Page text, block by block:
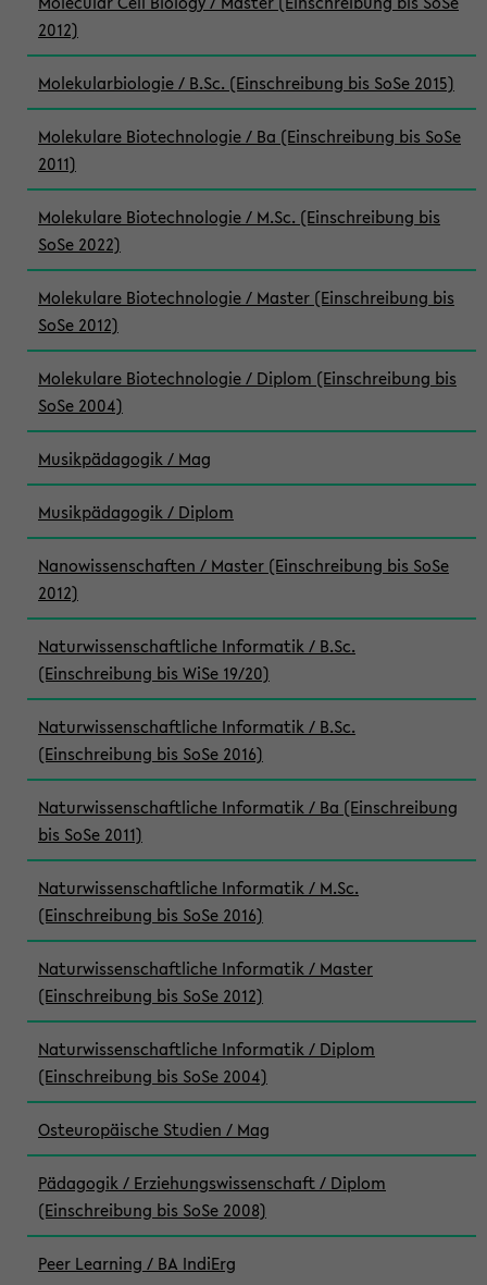
2012)
Molekularbiologie / B.Sc. (Einschreibung bis SoSe 2015)
Molekulare Biotechnologie / Ba (Einschreibung bis SoSe
2011)
Molekulare Biotechnologie / M.Sc. (Einschreibung bis
SoSe 2022)
Molekulare Biotechnologie / Master (Einschreibung bis
SoSe 2012)
Molekulare Biotechnologie / Diplom (Einschreibung bis
SoSe 2004)
Musikpädagogik / Mag
Musikpädagogik / Diplom
Nanowissenschaften / Master (Einschreibung bis SoSe
2012)
Naturwissenschaftliche Informatik / B.Sc.
(Einschreibung bis WiSe 19/20)
Naturwissenschaftliche Informatik / B.Sc.
(Einschreibung bis SoSe 2016)
Naturwissenschaftliche Informatik / Ba (Einschreibung
bis SoSe 2011)
Naturwissenschaftliche Informatik / M.Sc.
(Einschreibung bis SoSe 2016)
Naturwissenschaftliche Informatik / Master
(Einschreibung bis SoSe 2012)
Naturwissenschaftliche Informatik / Diplom
(Einschreibung bis SoSe 2004)
Osteuropäische Studien / Mag
Pädagogik / Erziehungswissenschaft / Diplom
(Einschreibung bis SoSe 2008)
Peer Learning / BA IndiErg